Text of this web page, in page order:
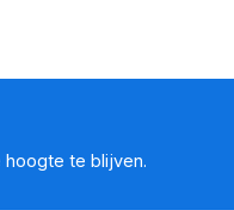
te blijven.